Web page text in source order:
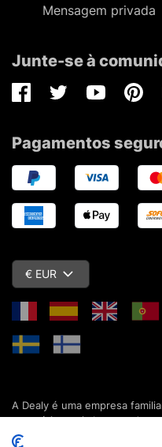
Mensagem privada
Junte-se à
FacebookTwitterYoutube
Pagamentos
€ EUR
A Dealy é uma empresa
acessórios mais baratos do
colecções de capas, estojos,